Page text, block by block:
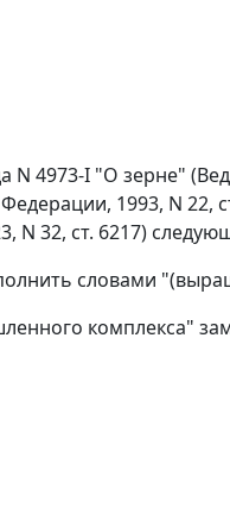
N 4973-I "О зерне"
1993, N 22,
N 32, ст. 6217)
словами
комплекса"